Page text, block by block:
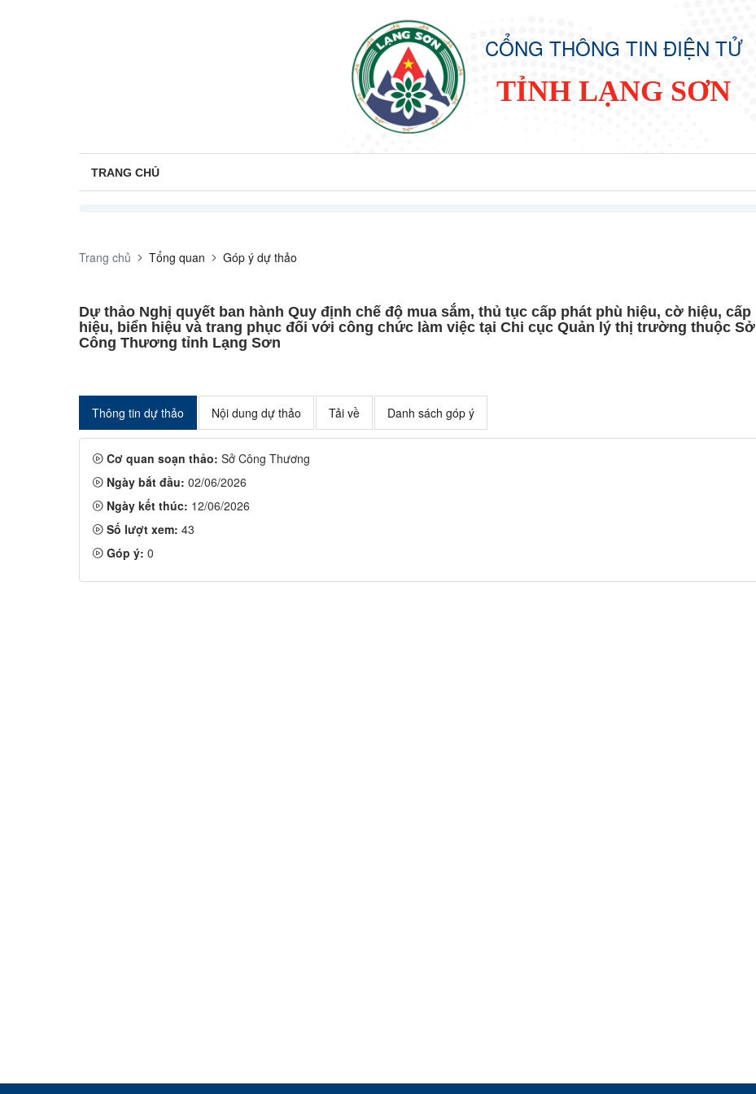
CỔNG THÔNG TIN ĐIỆN TỬ
TỈNH LẠNG SƠN
TRANG CHỦ
Trang chủ Tổng quan Góp ý dự thảo
Dự thảo Nghị quyết ban hành Quy định chế độ mua sắm, thủ tục cấp phát phù hiệu, cờ hiệu, cấp
hiệu, biển hiệu và trang phục đối với công chức làm việc tại Chi cục Quản lý thị trường thuộc Sở
Công Thương tỉnh Lạng Sơn
Thông tin dự thảo Nội dung dự thảo Tải về Danh sách góp ý
Cơ quan soạn thảo: Sở Công Thương
Ngày bắt đầu: 02/06/2026
Ngày kết thúc: 12/06/2026
Số lượt xem: 43
Góp ý: 0